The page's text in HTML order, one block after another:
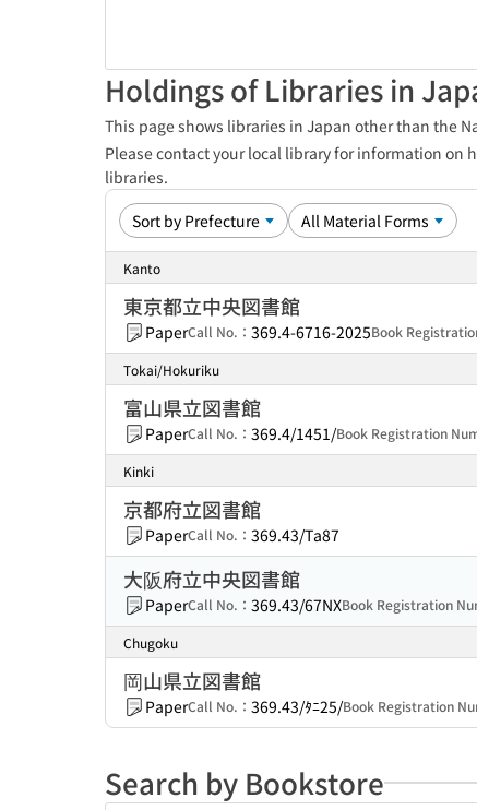
Holdings of Libraries in
This page shows libraries in Japan other than the
Please contact your local library for information
libraries.
Kanto
東京都立中央図書館
PaperCall No.： 369.4-6716-2025Book
Tokai/Hokuriku
富山県立図書館
PaperCall No.： 369.4/1451/Book Registration
Kinki
京都府立図書館
PaperCall No.： 369.43/Ta87
大阪府立中央図書館
PaperCall No.： 369.43/67NXBook Registration
Chugoku
岡山県立図書館
PaperCall No.： 369.43/ﾀﾆ25/Book Registration
Search by Bookstore